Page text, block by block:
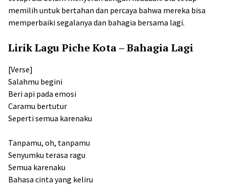
memilih untuk bertahan dan percaya bahwa mereka bisa
memperbaiki segalanya dan bahagia bersama lagi.
Lirik Lagu Piche Kota – Bahagia Lagi
[Verse]
Salahmu begini
Beri api pada emosi
Caramu bertutur
Seperti semua karenaku
Tanpamu, oh, tanpamu
Senyumku terasa ragu
Semua karenaku
Bahasa cinta yang keliru